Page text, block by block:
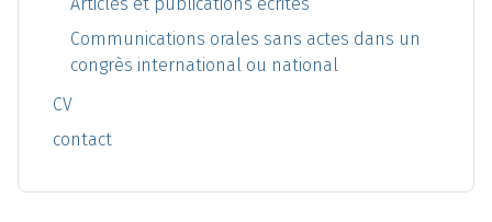
Communications orales sans actes dans un
congrès international ou national
CV
contact